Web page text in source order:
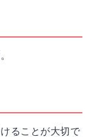
ることが大切で